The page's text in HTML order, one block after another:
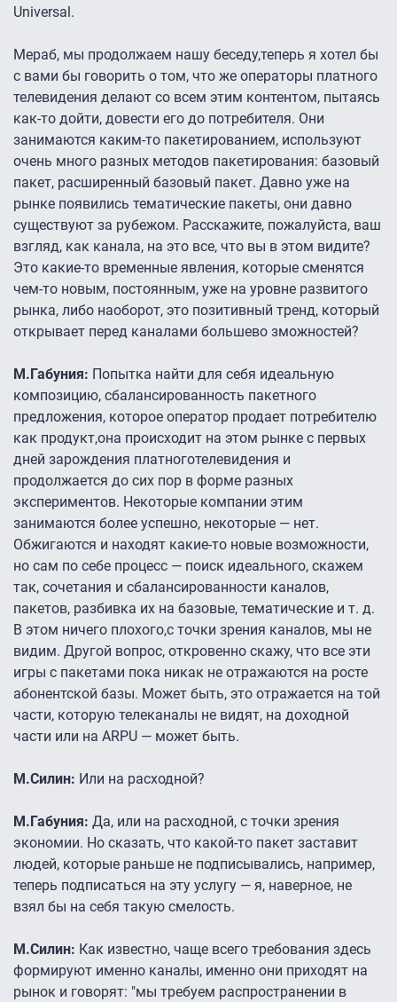
Universal.
Мераб, мы продолжаем нашу беседу,теперь я хотел бы
с вами бы говорить о том, что же операторы платного
телевидения делают со всем этим контентом, пытаясь
как-то дойти, довести его до потребителя. Они
занимаются каким-то пакетированием, используют
очень много разных методов пакетирования: базовый
пакет, расширенный базовый пакет. Давно уже на
рынке появились тематические пакеты, они давно
существуют за рубежом. Расскажите, пожалуйста, ваш
взгляд, как канала, на это все, что вы в этом видите?
Это какие-то временные явления, которые сменятся
чем-то новым, постоянным, уже на уровне развитого
рынка, либо наоборот, это позитивный тренд, который
открывает перед каналами большево зможностей?
М.Габуния: Попытка найти для себя идеальную
композицию, сбалансированность пакетного
предложения, которое оператор продает потребителю
как продукт,она происходит на этом рынке с первых
дней зарождения платноготелевидения и
продолжается до сих пор в форме разных
экспериментов. Некоторые компании этим
занимаются более успешно, некоторые — нет.
Обжигаются и находят какие-то новые возможности,
но сам по себе процесс — поиск идеального, скажем
так, сочетания и сбалансированности каналов,
пакетов, разбивка их на базовые, тематические и т. д.
В этом ничего плохого,с точки зрения каналов, мы не
видим. Другой вопрос, откровенно скажу, что все эти
игры с пакетами пока никак не отражаются на росте
абонентской базы. Может быть, это отражается на той
части, которую телеканалы не видят, на доходной
части или на ARPU — может быть.
М.Силин: Или на расходной?
М.Габуния: Да, или на расходной, с точки зрения
экономии. Но сказать, что какой-то пакет заставит
людей, которые раньше не подписывались, например,
теперь подписаться на эту услугу — я, наверное, не
взял бы на себя такую смелость.
М.Силин: Как известно, чаще всего требования здесь
формируют именно каналы, именно они приходят на
рынок и говорят: "мы требуем распространении в